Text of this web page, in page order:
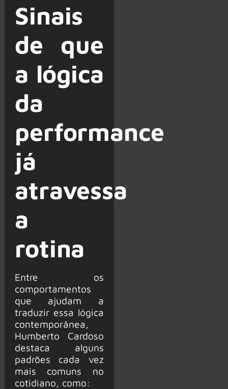
Sinais
de que
a lógica
da
performance
já
atravessa
a
rotina
Entre os
comportamentos
que ajudam a
traduzir essa lógica
contemporânea,
Humberto Cardoso
destaca alguns
padrões cada vez
mais comuns no
cotidiano, como: